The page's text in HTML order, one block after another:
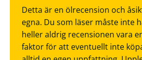
Detta är en ölrecension och
egna. Du som läser måste inte
heller aldrig recensionen vara
faktor för att eventuellt inte